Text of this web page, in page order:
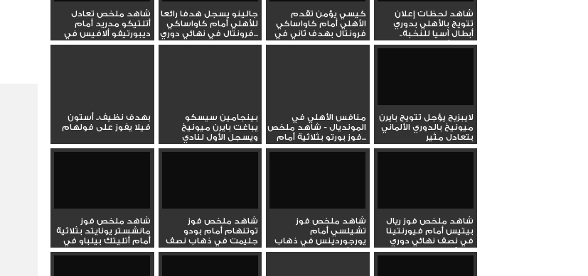
شاهد لحظات إعلان
تتويج بالأهلي بدوري
أبطال آسيا للنخبة..
واحتفالات...
كيسي يؤمن تقدم
الأهلي أمام كاواساكي
فرونتال بهدف ثاني في
نهائي...
جالينو يسجل هدفا رائعا
للأهلي أمام كاواساكي
فرونتال في نهائي دوري...
شاهد ملخص تعادل
أتلتيكو مدريد أمام
ديبورتيفو ألافيس في
الدوري...
لايبزيج يؤجل تتويج بايرن
ميونيخ بالدوري الألماني
بتعادل مثير
منافس الأهلي في
المونديال - شاهد ملخص
فوز بورتو بثلاثية أمام...
بينجامين سيسكو
يباغت بايرن ميونيخ
ويسجل الأول لنادي
لايبزيج
بهدف نظيف.. أستون
فيلا يفوز على فولهام
شاهد ملخص فوز ريال
بيتيس أمام فيورنتينا
في نصف نهائي دوري
المؤتمر...
شاهد ملخص فوز
تشيلسي أمام
يورجوردينس في ذهاب
نصف نهائي دوري...
شاهد ملخص فوز
توتنهام أمام بودو
جليمت في ذهاب نصف
نهائي الدوري...
شاهد ملخص فوز
مانشستر يونايتد بثلاثية
أمام أتليتك بيلباو في
الدوري...